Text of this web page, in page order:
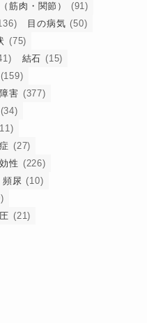
筋肉・関節）
(91)
目の病気 (50)
(75)
結石 (15)
(159)
害 (377)
(34)
(27)
性 (226)
頻尿 (10)
(21)